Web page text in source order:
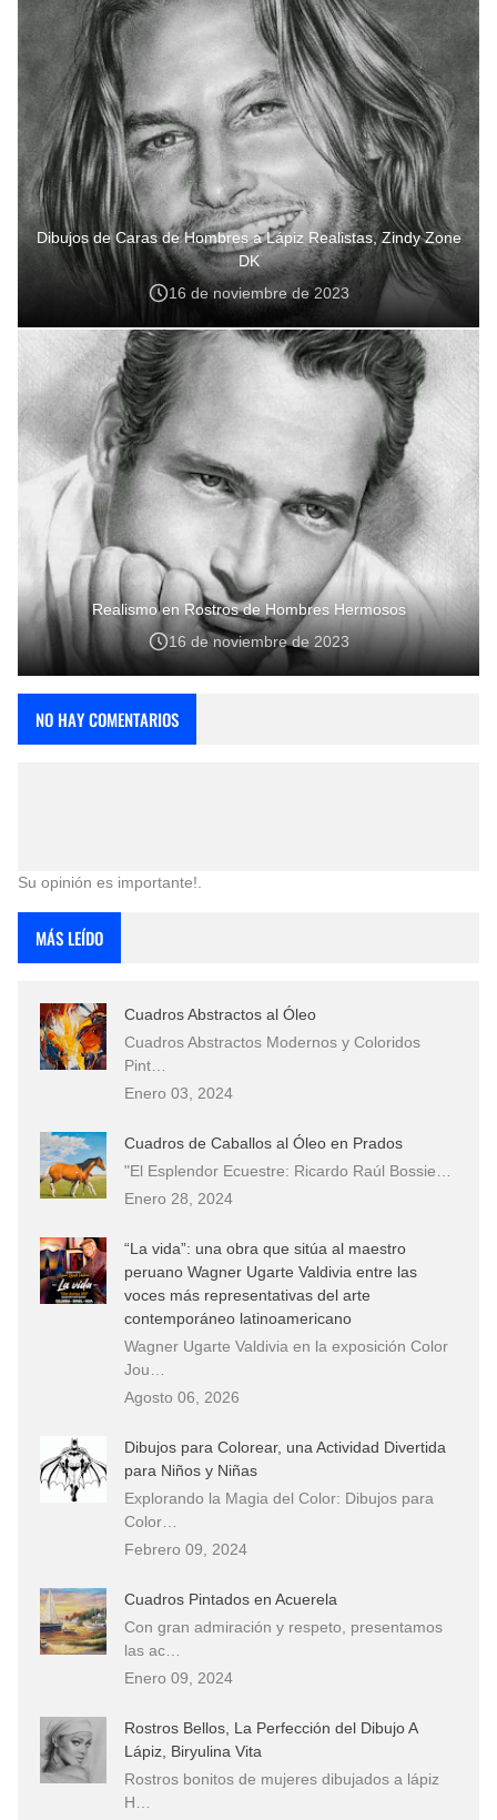
Dibujos de Caras de Hombres a Lápiz Realistas, Zindy Zone
DK
16 de noviembre de 2023
Realismo en Rostros de Hombres Hermosos
16 de noviembre de 2023
NO HAY COMENTARIOS
Su opinión es importante!.
MÁS LEÍDO
Cuadros Abstractos al Óleo
Cuadros Abstractos Modernos y Coloridos
Pint…
Enero 03, 2024
Cuadros de Caballos al Óleo en Prados
"El Esplendor Ecuestre: Ricardo Raúl Bossie…
Enero 28, 2024
“La vida”: una obra que sitúa al maestro
peruano Wagner Ugarte Valdivia entre las
voces más representativas del arte
contemporáneo latinoamericano
Wagner Ugarte Valdivia en la exposición Color
Jou…
Agosto 06, 2026
Dibujos para Colorear, una Actividad Divertida
para Niños y Niñas
Explorando la Magia del Color: Dibujos para
Color…
Febrero 09, 2024
Cuadros Pintados en Acuerela
Con gran admiración y respeto, presentamos
las ac…
Enero 09, 2024
Rostros Bellos, La Perfección del Dibujo A
Lápiz, Biryulina Vita
Rostros bonitos de mujeres dibujados a lápiz
H…